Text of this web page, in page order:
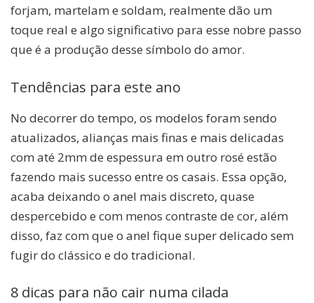
forjam, martelam e soldam, realmente dão um
toque real e algo significativo para esse nobre passo
que é a produção desse símbolo do amor.
Tendências para este ano
No decorrer do tempo, os modelos foram sendo
atualizados, alianças mais finas e mais delicadas
com até 2mm de espessura em outro rosé estão
fazendo mais sucesso entre os casais. Essa opção,
acaba deixando o anel mais discreto, quase
despercebido e com menos contraste de cor, além
disso, faz com que o anel fique super delicado sem
fugir do clássico e do tradicional.
8 dicas para não cair numa cilada